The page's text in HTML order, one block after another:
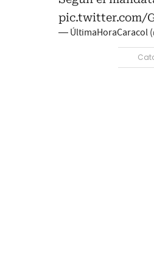
pic.twitter.com/
— ÚltimaHoraCaracol